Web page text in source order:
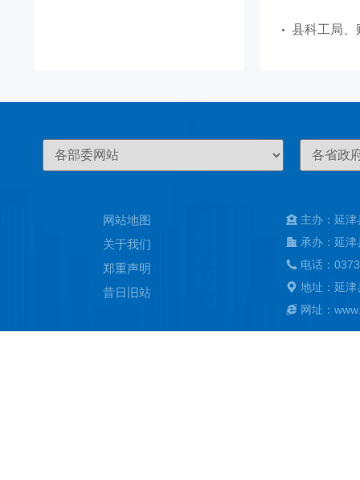
县科工局、
网站地图
关于我们
郑重声明
昔日旧站
主办：延
承办：延
电话：
地址：延
网址：